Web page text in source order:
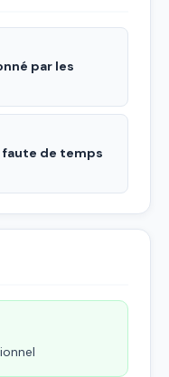
par les
faute de temps